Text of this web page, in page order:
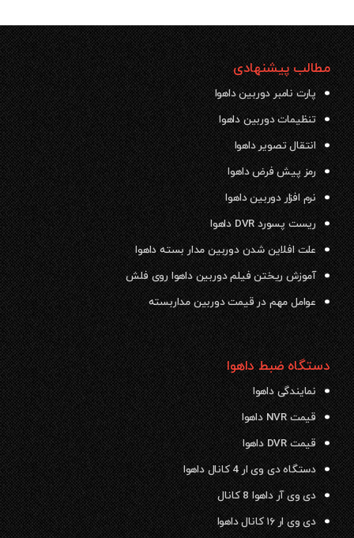
مطالب پیشنهادی
پارت نامبر دوربین داهوا
تنظیمات دوربین داهوا
انتقال تصویر داهوا
رمز پیش فرض داهوا
نرم افزار دوربین داهوا
ریست پسورد DVR داهوا
علت افلاین شدن دوربین مدار بسته داهوا
آموزش ریختن فیلم دوربین داهوا روی فلش
عوامل مهم در قیمت دوربین مداربسته
دستگاه ضبط داهوا
نمایندگی داهوا
قیمت NVR داهوا
قیمت DVR داهوا
دستگاه دی وی ار 4 کانال داهوا
دی وی آر داهوا 8 کانال
دی وی ار ۱۶ کانال داهوا